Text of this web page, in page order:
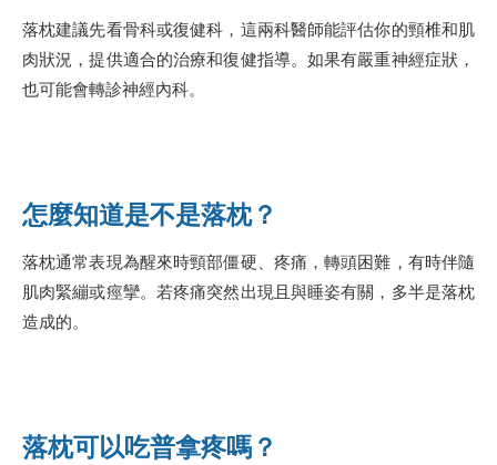
落枕建議先看骨科或復健科，這兩科醫師能評估你的頸椎和肌
肉狀況，提供適合的治療和復健指導。如果有嚴重神經症狀，
也可能會轉診神經內科。
怎麼知道是不是落枕？
落枕通常表現為醒來時頸部僵硬、疼痛，轉頭困難，有時伴隨
肌肉緊繃或痙攣。若疼痛突然出現且與睡姿有關，多半是落枕
造成的。
落枕可以吃普拿疼嗎？